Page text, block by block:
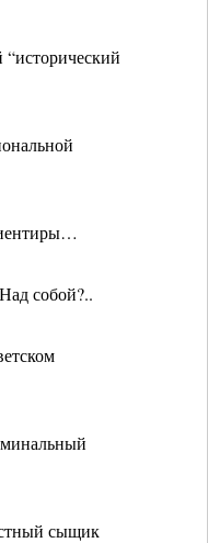
“исторический
собой?..
сыщик